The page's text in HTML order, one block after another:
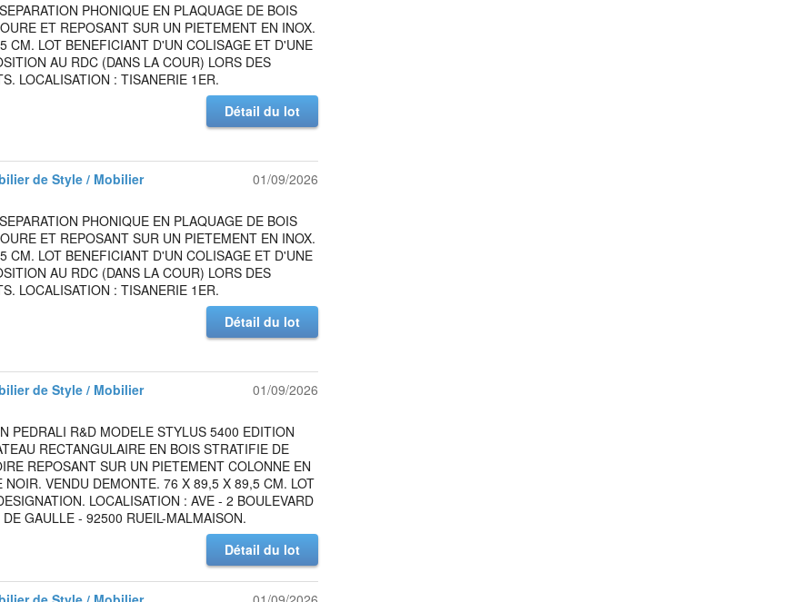
PHONIQUE EN PLAQUAGE DE BOIS
ET REPOSANT SUR UN PIETEMENT EN INOX.
CM. LOT BENEFICIANT D'UN COLISAGE ET D'UNE
AU RDC (DANS LA COUR) LORS DES
LOCALISATION : TISANERIE 1ER.
Détail du lot
de Style / Mobilier
01/09/2026
PHONIQUE EN PLAQUAGE DE BOIS
ET REPOSANT SUR UN PIETEMENT EN INOX.
CM. LOT BENEFICIANT D'UN COLISAGE ET D'UNE
AU RDC (DANS LA COUR) LORS DES
LOCALISATION : TISANERIE 1ER.
Détail du lot
de Style / Mobilier
01/09/2026
PEDRALI R&D MODELE STYLUS 5400 EDITION
RECTANGULAIRE EN BOIS STRATIFIE DE
REPOSANT SUR UN PIETEMENT COLONNE EN
NOIR. VENDU DEMONTE. 76 X 89,5 X 89,5 CM. LOT
LOCALISATION : AVE - 2 BOULEVARD
GAULLE - 92500 RUEIL-MALMAISON.
Détail du lot